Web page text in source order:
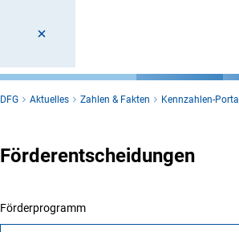
DFG Aktuelles Zahlen & Fakten Kennzahlen-Portal
Förderentscheidungen
Förderprogramm